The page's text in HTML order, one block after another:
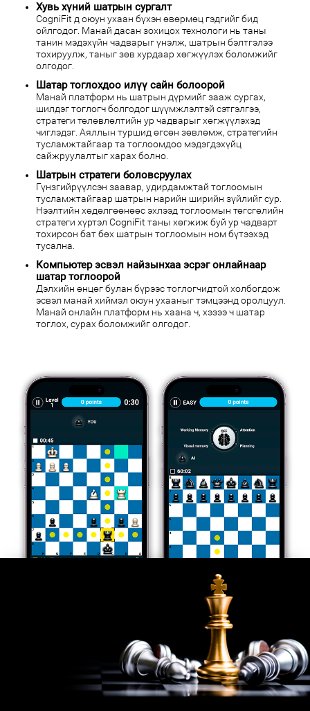
Хувь хүний шатрын сургалт
CogniFit д оюун ухаан бүхэн өвөрмөц гэдгийг бид
ойлгодог. Манай дасан зохицох технологи нь таны
танин мэдэхүйн чадварыг үнэлж, шатрын бэлтгэлээ
тохируулж, таныг зөв хурдаар хөгжүүлэх боломжийг
олгодог.
Шатар тоглохдоо илүү сайн болоорой
Манай платформ нь шатрын дүрмийг зааж сургах,
шилдэг тоглогч болгодог шүүмжлэлтэй сэтгэлгээ,
стратеги төлөвлөлтийн ур чадварыг хөгжүүлэхэд
чиглэдэг. Аяллын туршид өгсөн зөвлөмж, стратегийн
тусламжтайгаар та тоглоомдоо мэдэгдэхүйц
сайжруулалтыг харах болно.
Шатрын стратеги боловсруулах
Гүнзгийрүүлсэн заавар, удирдамжтай тоглоомын
тусламжтайгаар шатрын нарийн ширийн зүйлийг сур.
Нээлтийн хөдөлгөөнөөс эхлээд тоглоомын төгсгөлийн
стратеги хүртэл CogniFit таны хөгжиж буй ур чадварт
тохирсон бат бөх шатрын тоглоомын ном бүтээхэд
тусална.
Компьютер эсвэл найзынхаа эсрэг онлайнаар
шатар тоглоорой
Дэлхийн өнцөг булан бүрээс тоглогчидтой холбогдож
эсвэл манай хиймэл оюун ухааныг тэмцээнд оролцуул.
Манай онлайн платформ нь хаана ч, хэзээ ч шатар
тоглох, сурах боломжийг олгодог.